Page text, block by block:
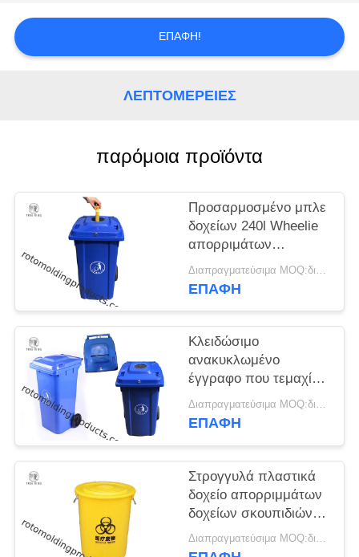
ΖΗΤΉΣΤΕ
ΈΝΑ
POLICY
ΕΠΑΦΉ!
ΛΕΠΤΟΜΈΡΕΙΕΣ
παρόμοια προϊόντα
Προσαρμοσμένο μπλε
δοχείων 240l Wheelie
απορριμάτων
ανακύκλωσης
Locakable με τα
Διαπραγματεύσιμα MOQ:διαπραγμάτευση
ΕΠΑΦΉ
Κλειδώσιμο
ανακυκλωμένο
έγγραφο που τεμαχίζει
την εμπιστευτική
διάθεση εγγράφων
Διαπραγματεύσιμα MOQ:διαπραγμάτευση
ΕΠΑΦΉ
Στρογγυλά πλαστικά
δοχείο απορριμμάτων
δοχείων σκουπιδιών
ιατρικά και
εμπορευματοκιβώτιο
Διαπραγματεύσιμα MOQ:διαπραγμάτευση